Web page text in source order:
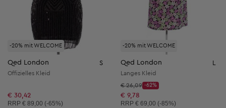
-20% mit WELCOME
Qed London S
Offizielles Kleid
€ 30,42
Unverbindliche Preisempfehlung:
RRP € 89,00 (-65%)
-20% mit WELCOME
Qed London
Langes Kleid
Startpreis:
€ 26,09
Discount Price:
-62%
Reduzierter Preis:
€ 9,78
Unverbindliche Preisempfehlung:
RRP € 69,00 (-85%)